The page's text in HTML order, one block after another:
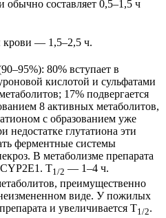
обычно составляет 0,5–1,5 ч
крови — 1,5–2,5 ч.
80% вступает в
кислотой и сульфатами
17% подвергается
8 активных метаболитов,
с образованием уже
глутатиона эти
ферментные системы
В метаболизме препарата
CYP2E1. T1/2 — 1–4 ч.
преимущественно
виде. У пожилых
и увеличивается T1/2.